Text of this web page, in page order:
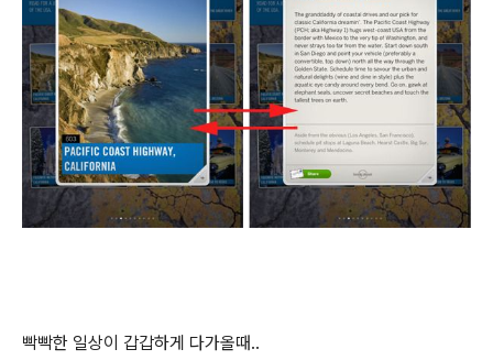
빡빡한 일상이 갑갑하게 다가올때..